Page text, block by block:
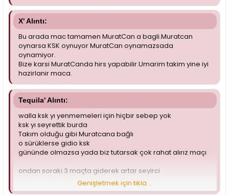
X' Alıntı:
Bu arada mac tamamen MuratCan a bagli.Muratcan
oynarsa KSK oynuyor MuratCan oynamazsada
oynamiyor.
Bize karsi MuratCanda hirs yapabilir.Umarim takim yine iyi
hazirlanir maca.
Tequila' Alıntı:
walla ksk yı yenmemeleri için hiçbir sebep yok
ksk yı seyrettik burda
Takım olduğu gibi Muratcana bağlı
o sürüklerse gidio ksk
gününde olmazsa yada biz tutarsak çok rahat alırız maçı
ondan soraki 3 maçta giderek artar seyirci
takımızda seyirci geldiği zmn coşucak bi hava war ztn
Genişletmek için tıkla ...